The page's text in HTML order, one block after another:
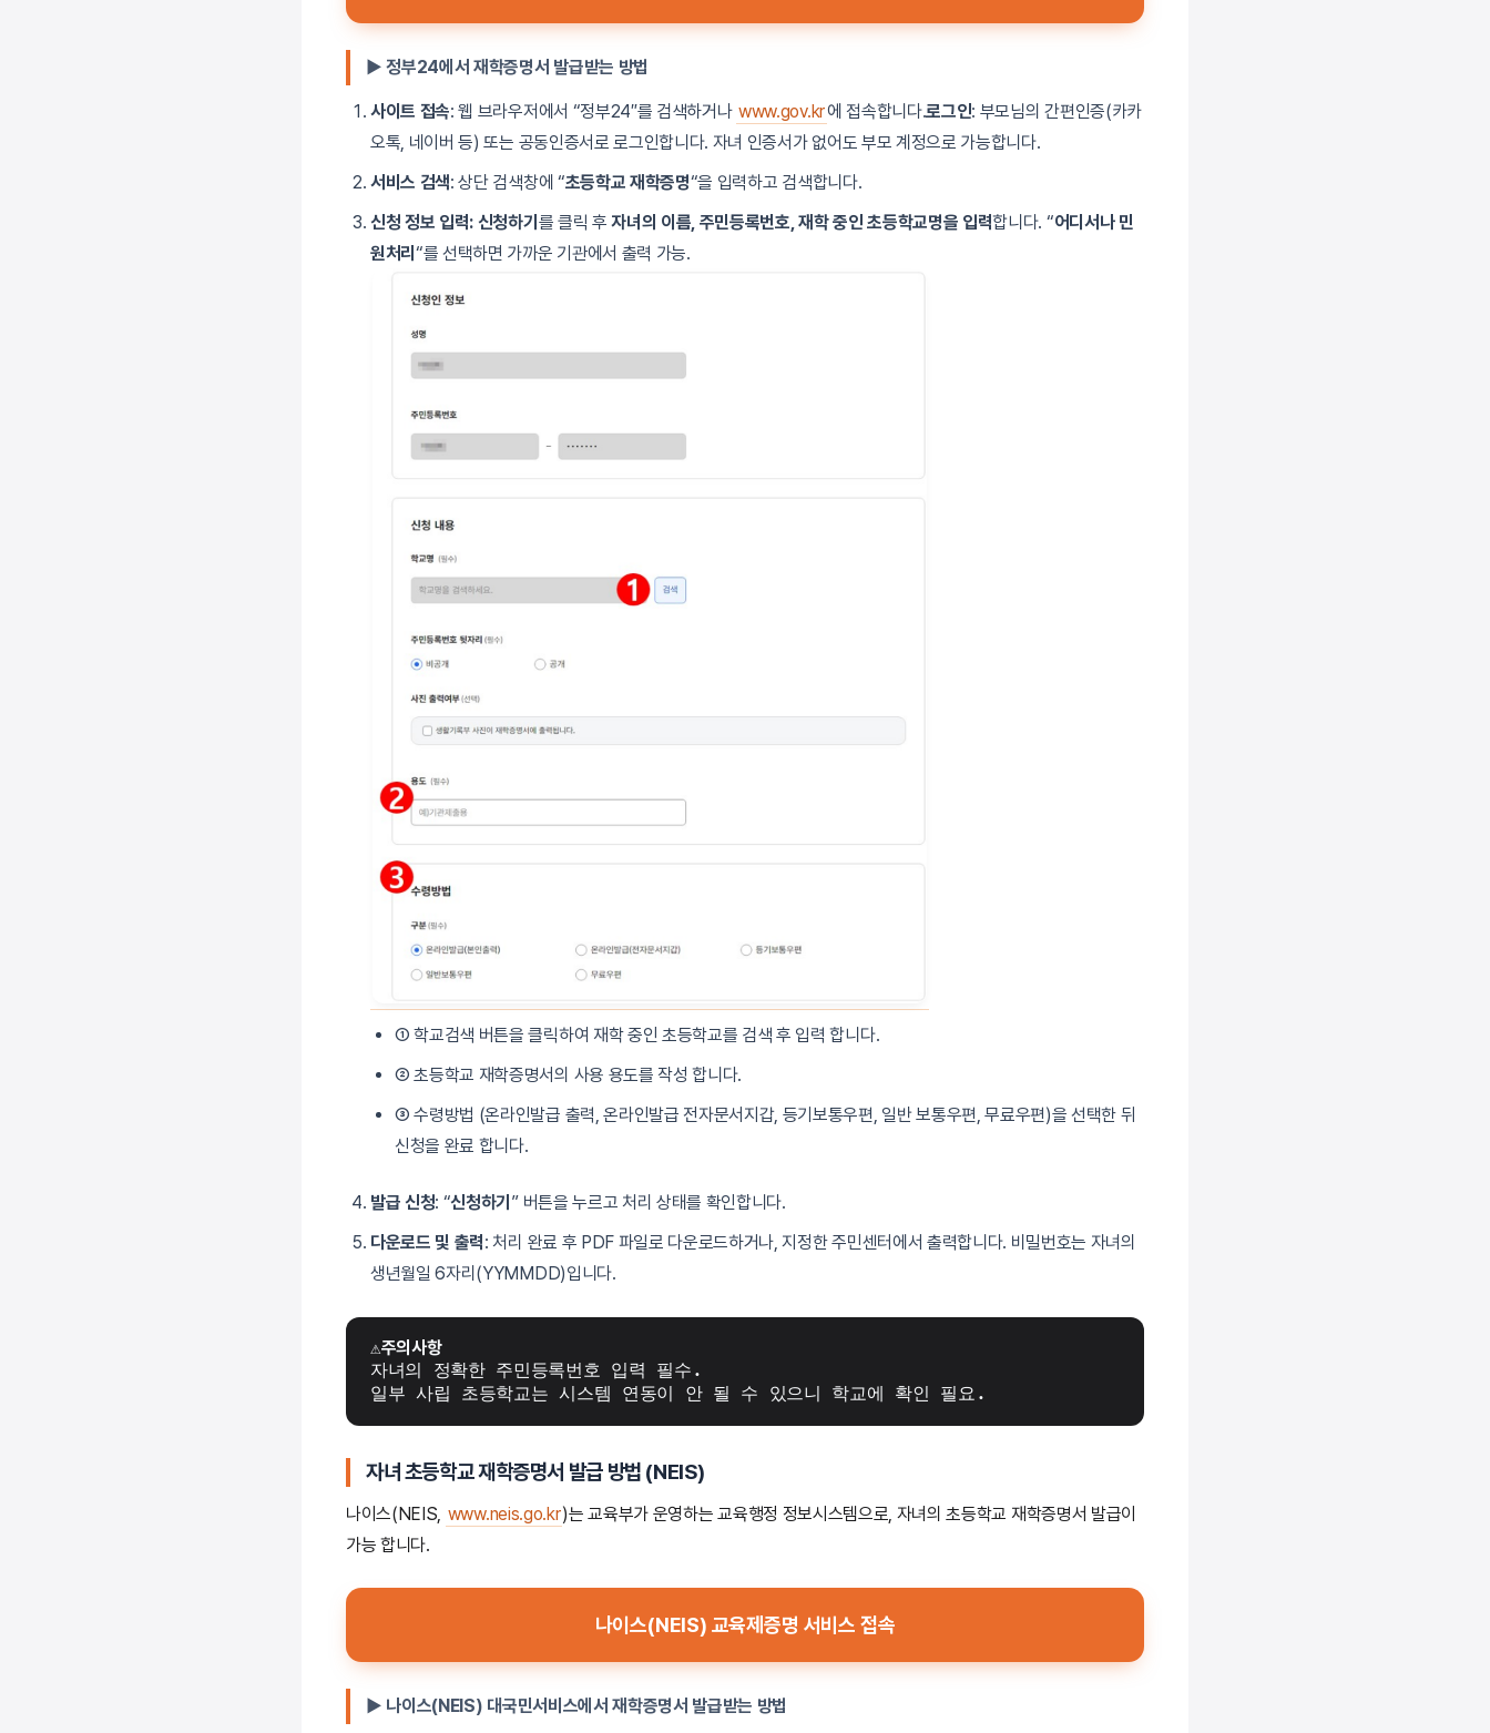
▶ 정부24에서 재학증명서 발급받는 방법
사이트 접속: 웹 브라우저에서 “정부24″를 검색하거나 www.gov.kr에 접속합니다.로그인: 부모님의 간편인증(카카
오톡, 네이버 등) 또는 공동인증서로 로그인합니다. 자녀 인증서가 없어도 부모 계정으로 가능합니다.
서비스 검색: 상단 검색창에 “초등학교 재학증명“을 입력하고 검색합니다.
신청 정보 입력: 신청하기 를 클릭 후자녀의 이름, 주민등록번호, 재학 중인 초등학교명을 입력합니다. “어디서나 민
원처리“를 선택하면 가까운 기관에서 출력 가능.
① 학교검색 버튼을 클릭하여 재학 중인 초등학교를 검색 후 입력 합니다.
② 초등학교 재학증명서의 사용 용도를 작성 합니다.
③ 수령방법 (온라인발급 출력, 온라인발급 전자문서지갑, 등기보통우편, 일반 보통우편, 무료우편)을 선택한 뒤
신청을 완료 합니다.
발급 신청: “신청하기 ” 버튼을 누르고 처리 상태를 확인합니다.
다운로드 및 출력: 처리 완료 후 PDF 파일로 다운로드하거나, 지정한 주민센터에서 출력합니다. 비밀번호는 자녀의
생년월일 6자리(YYMMDD)입니다.
⚠주의사항
자녀의 정확한 주민등록번호 입력 필수.
일부 사립 초등학교는 시스템 연동이 안 될 수 있으니 학교에 확인 필요.
자녀 초등학교 재학증명서 발급 방법 (NEIS)
나이스(NEIS, www.neis.go.kr)는 교육부가 운영하는 교육행정 정보시스템으로, 자녀의 초등학교 재학증명서 발급이
가능 합니다.
나이스(NEIS) 교육제증명 서비스 접속
▶ 나이스(NEIS) 대국민서비스에서 재학증명서 발급받는 방법